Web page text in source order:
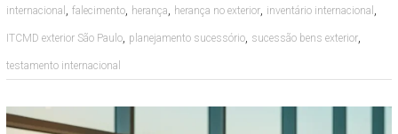
internacional , falecimento, herança, herança no exterior, inventário internacional ,
ITCMD exterior São Paulo, planejamento sucessório, sucessão bens exterior,
testamento internacional